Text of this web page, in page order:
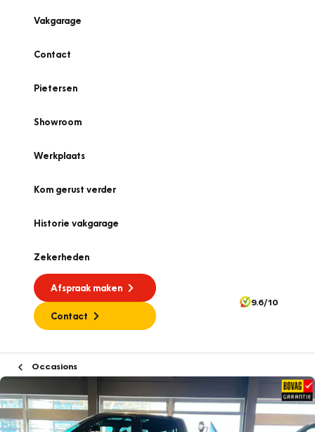
Vakgarage
Contact
Pietersen
Showroom
Werkplaats
Kom gerust verder
Historie vakgarage
Zekerheden
Afspraak maken
Contact
9.6/10
Occasions